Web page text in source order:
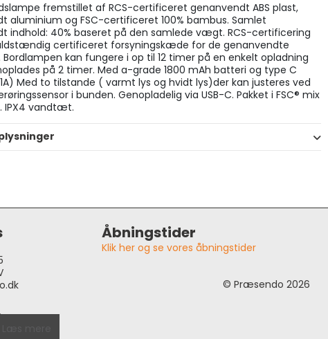
fremstillet af RCS-certificeret genanvendt ABS plast,
aluminium og FSC-certificeret 100% bambus. Samlet
indhold: 40% baseret på den samlede vægt. RCS-certificering
certificeret forsyningskæde for de genanvendte
kan fungere i op til 12 timer på en enkelt opladning
på 2 timer. Med a-grade 1800 mAh batteri og type C
Med to tilstande ( varmt lys og hvidt lys)der kan justeres ved
i bunden. Genopladelig via USB-C. Pakket i FSC® mix
IPX4 vandtæt.
Åbningstider
Klik her og se vores åbningstider
© Præsendo 2026